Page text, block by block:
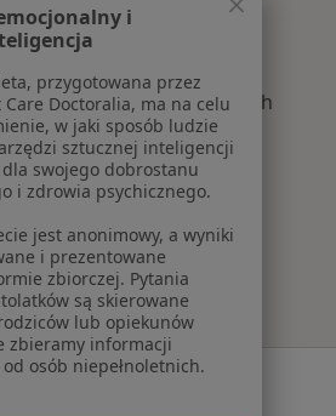
w Katowicach
Iduna w Katowicach
Medica Polska w Katowicach
w Katowicach
Serwis
i
przygotowana przez
Care Doctoralia, ma na celu
w jaki sposób ludzie
sztucznej inteligencji
swojego dobrostanu
i zdrowia psychicznego.
jest anonimowy, a wyniki
i prezentowane
zbiorczej. Pytania
są skierowane
lub opiekunów
zbieramy informacji
osób niepełnoletnich.